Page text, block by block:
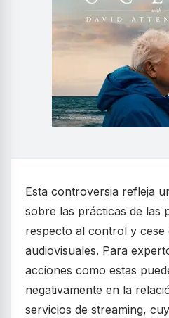
Esta controversia refleja
sobre las prácticas de las
respecto al control y cese
audiovisuales. Para
acciones como estas
negativamente en la
servicios de streaming,